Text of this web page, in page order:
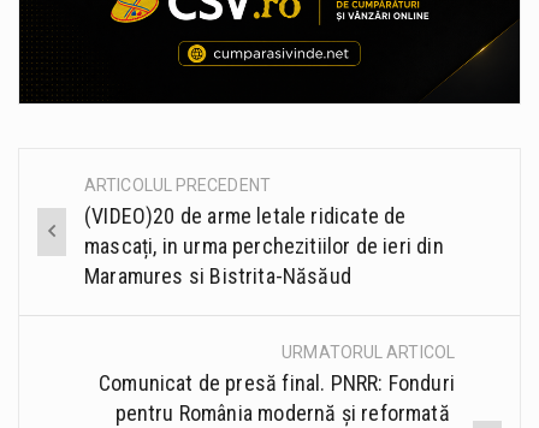
Post
navigation
ARTICOLUL PRECEDENT
(VIDEO)20 de arme letale ridicate de
mascați, in urma perchezitiilor de ieri din
Maramures si Bistrita-Năsăud
URMATORUL ARTICOL
Comunicat de presă final. PNRR: Fonduri
pentru România modernă și reformată